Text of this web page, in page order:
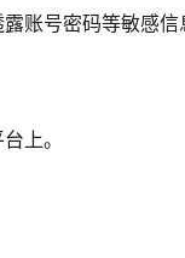
账号密码等敏感信
上。